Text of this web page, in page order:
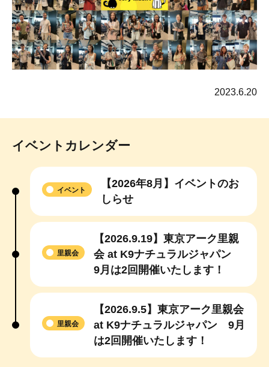
2023.6.20
イベントカレンダー
【2026年8月】イベントのお
しらせ
イベント
【2026.9.19】東京アーク里親
会 at K9ナチュラルジャパン
9月は2回開催いたします！
里親会
【2026.9.5】東京アーク里親会
at K9ナチュラルジャパン 9月
は2回開催いたします！
里親会